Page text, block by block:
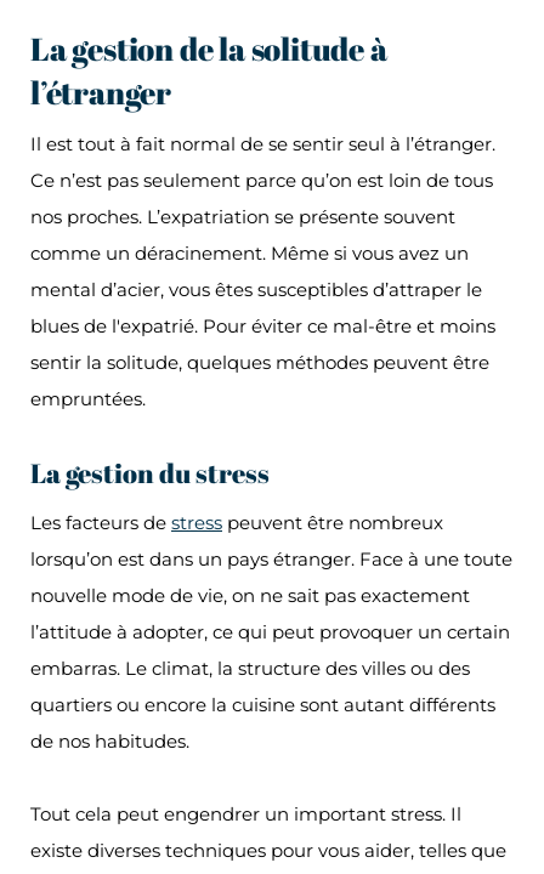
La gestion de la solitude à
l’étranger
Il est tout à fait normal de se sentir seul à l’étranger.
Ce n’est pas seulement parce qu’on est loin de tous
nos proches. L’expatriation se présente souvent
comme un déracinement. Même si vous avez un
mental d’acier, vous êtes susceptibles d’attraper le
blues de l'expatrié. Pour éviter ce mal-être et moins
sentir la solitude, quelques méthodes peuvent être
empruntées.
La gestion du stress
Les facteurs de stress peuvent être nombreux
lorsqu’on est dans un pays étranger. Face à une toute
nouvelle mode de vie, on ne sait pas exactement
l’attitude à adopter, ce qui peut provoquer un certain
embarras. Le climat, la structure des villes ou des
quartiers ou encore la cuisine sont autant différents
de nos habitudes.
Tout cela peut engendrer un important stress. Il
existe diverses techniques pour vous aider, telles que